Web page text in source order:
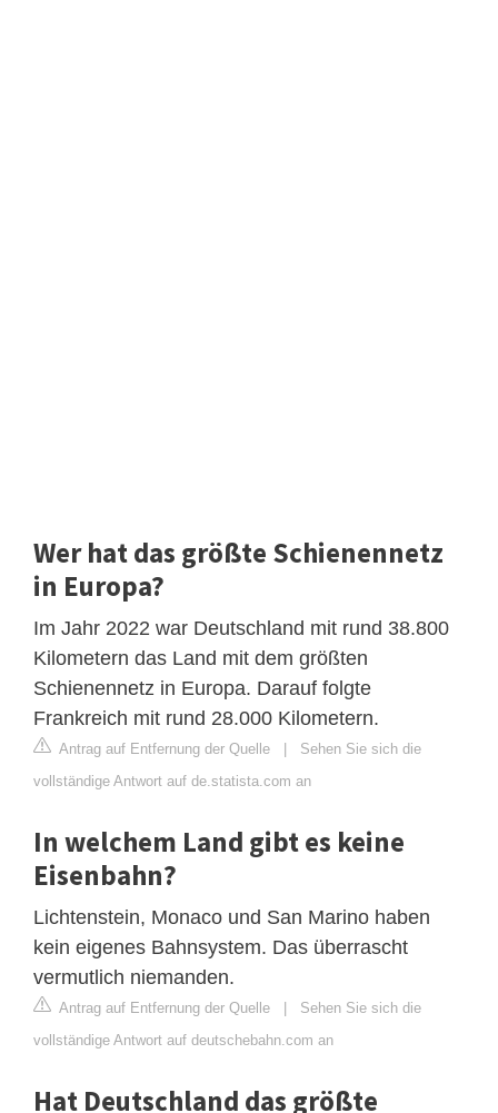
Wer hat das größte Schienennetz
in Europa?
Im Jahr 2022 war Deutschland mit rund 38.800
Kilometern das Land mit dem größten
Schienennetz in Europa. Darauf folgte
Frankreich mit rund 28.000 Kilometern.
Antrag auf Entfernung der Quelle | Sehen Sie sich die
vollständige Antwort auf de.statista.com an
In welchem Land gibt es keine
Eisenbahn?
Lichtenstein, Monaco und San Marino haben
kein eigenes Bahnsystem. Das überrascht
vermutlich niemanden.
Antrag auf Entfernung der Quelle | Sehen Sie sich die
vollständige Antwort auf deutschebahn.com an
Hat Deutschland das größte